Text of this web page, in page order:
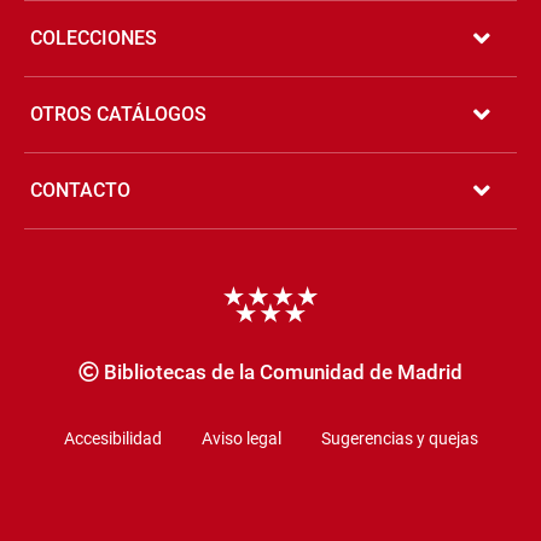
COLECCIONES
OTROS CATÁLOGOS
CONTACTO
Bibliotecas de la Comunidad de Madrid
Accesibilidad Aviso legal Sugerencias y quejas